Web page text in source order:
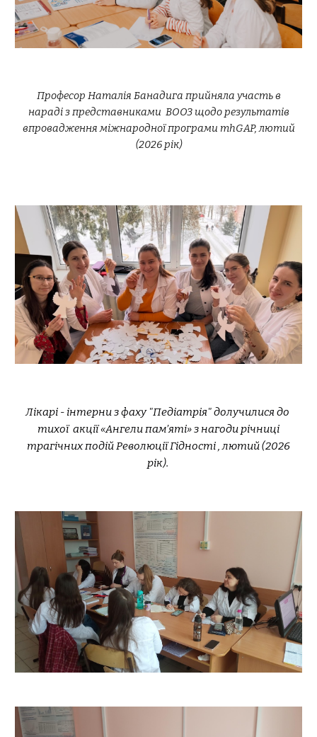
Професор Наталія Банадига прийняла участь в
нараді з представниками ВООЗ щодо результатів
впровадження міжнародної програми mhGAP, лютий
(2026 рік)
Лікарі - інтерни з фаху "Педіатрія" долучилися до
тихої акції«Ангели пам’яті»з нагоди річниці
трагічних подій Революції Гідності , лютий (2026
рік).